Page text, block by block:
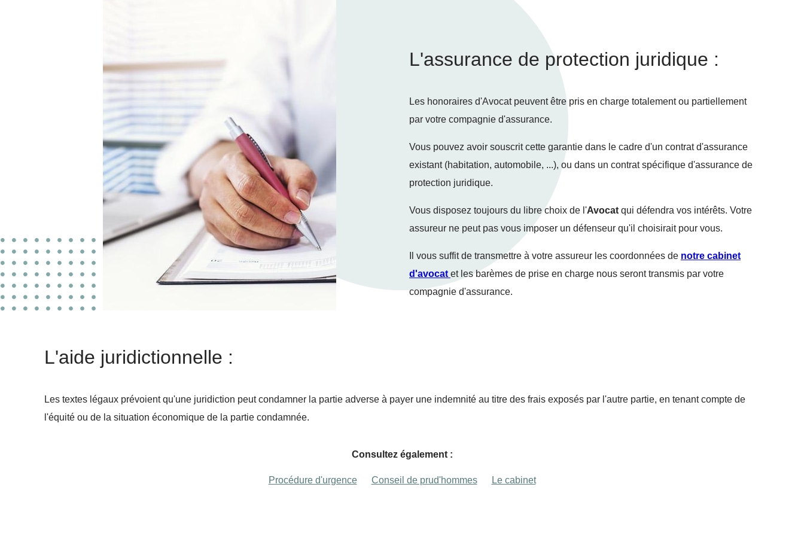
L'assurance de protection juridique :
Les honoraires d'Avocat peuvent être pris en charge totalement ou partiellement
par votre compagnie d'assurance.
Vous pouvez avoir souscrit cette garantie dans le cadre d'un contrat d'assurance
existant (habitation, automobile, ...), ou dans un contrat spécifique d'assurance de
protection juridique.
Vous disposez toujours du libre choix de l'Avocat qui défendra vos intérêts. Votre
assureur ne peut pas vous imposer un défenseur qu'il choisirait pour vous.
Il vous suffit de transmettre à votre assureur les coordonnées de notre cabinet
d'avocat et les barèmes de prise en charge nous seront transmis par votre
compagnie d'assurance.
L'aide juridictionnelle :
Les textes légaux prévoient qu'une juridiction peut condamner la partie adverse à payer une indemnité au titre des frais exposés par l'autre partie, en tenant compte de
l'équité ou de la situation économique de la partie condamnée.
Consultez également :
Procédure d'urgence Conseil de prud'hommes Le cabinet